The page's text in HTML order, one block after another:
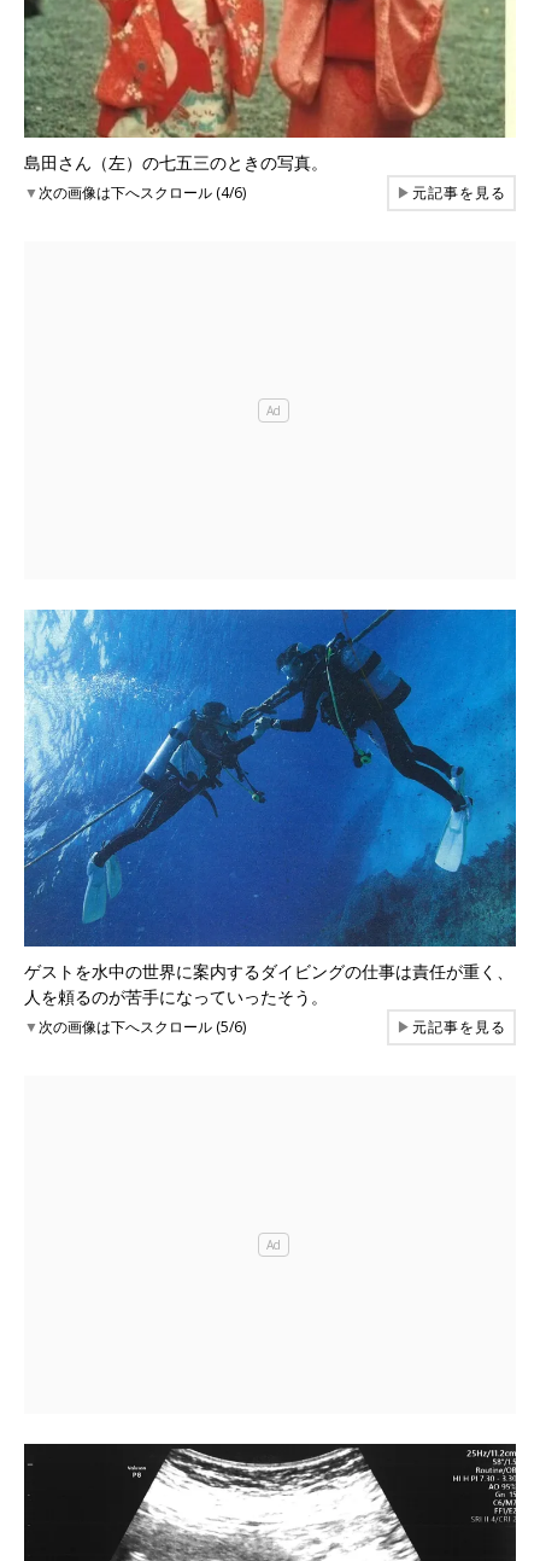
島田さん（左）の七五三のときの写真。
▼次の画像は下へスクロール (4/6) ▶元記事を見る
ゲストを水中の世界に案内するダイビングの仕事は責任が重く、
人を頼るのが苦手になっていったそう。
▼次の画像は下へスクロール (5/6) ▶元記事を見る